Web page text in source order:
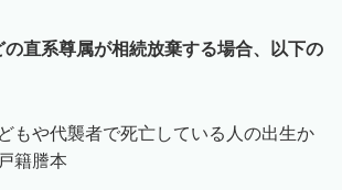
直系尊属が相続放棄する場合、以下の
もや代襲者で死亡している人の出生か
籍謄本